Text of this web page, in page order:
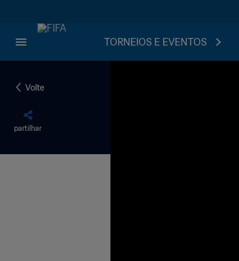
TORNEIOS E EVENTOS
Volte
partilhar